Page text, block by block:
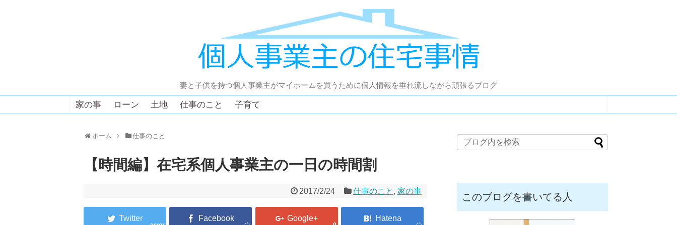
妻と子供を持つ個人事業主がマイホームを買うために個人情報を垂れ流しながら頑張るブログ
家の事 ローン 土地 仕事のこと 子育て
ホーム 仕事のこと
【時間編】在宅系個人事業主の一日の時間割
2017/2/24 仕事のこと , 家の事
このブログを書いてる人